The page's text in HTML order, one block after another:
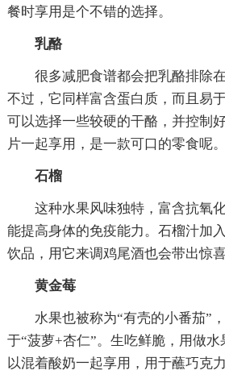
餐时享用是个不错的选择。
乳酪
很多减肥食谱都会把乳酪排除在
不过，它同样富含蛋白质，而且易
可以选择一些较硬的干酪，并控制
片一起享用，是一款可口的零食呢。
石榴
这种水果风味独特，富含抗氧化
能提高身体的免疫能力。石榴汁加
饮品，用它来调鸡尾酒也会带出惊
黄金莓
水果也被称为“有壳的小番茄”，
于“菠萝+杏仁”。生吃鲜脆，用做
以混着酸奶一起享用，用于蘸巧克